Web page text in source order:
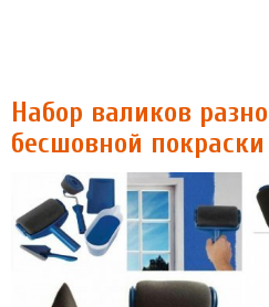
Набор валиков
бесшовной покраски